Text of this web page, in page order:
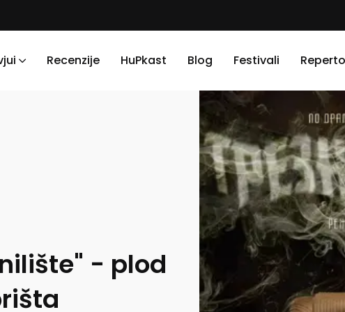
Recenzije HuPkast Blog Festivali
- plod